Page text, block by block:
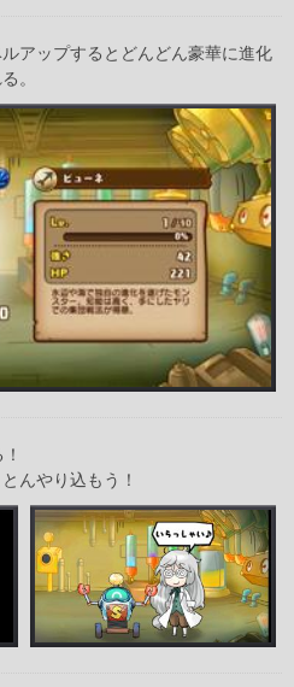
アップするとどんどん豪華に進化
。
んやり込もう！